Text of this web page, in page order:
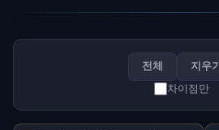
전체
지우기
차이점만